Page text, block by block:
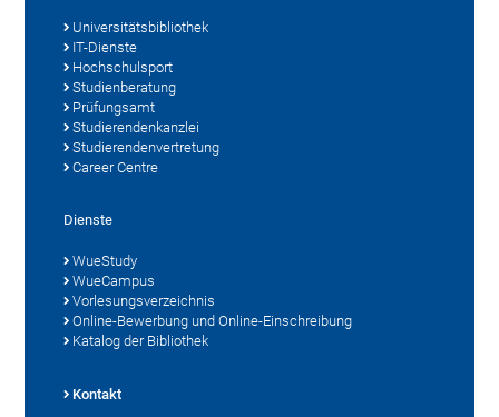
Universitätsbibliothek
IT-Dienste
Hochschulsport
Studienberatung
Prüfungsamt
Studierendenkanzlei
Studierendenvertretung
Career Centre
Dienste
WueStudy
WueCampus
Vorlesungsverzeichnis
Online-Bewerbung und Online-Einschreibung
Katalog der Bibliothek
Kontakt